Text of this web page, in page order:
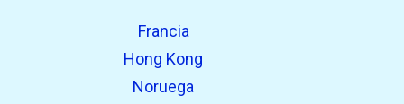
Francia
Hong Kong
Noruega